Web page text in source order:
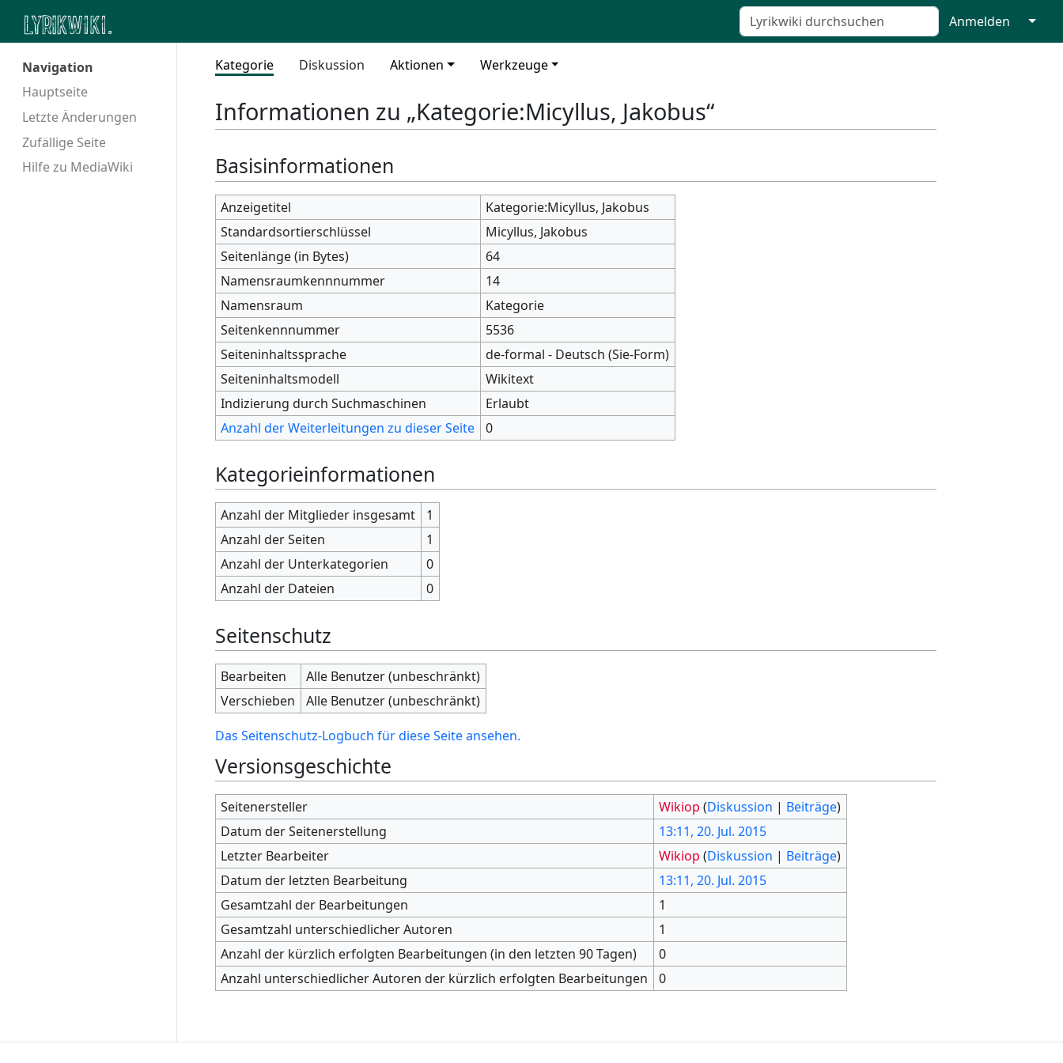
Anmelden ↓
Navigation
Hauptseite
Letzte Änderungen
Zufällige Seite
Hilfe zu MediaWiki
Kategorie Diskussion Aktionen Werkzeuge
Informationen zu „Kategorie:Micyllus, Jakobus“
Basisinformationen
Anzeigetitel
Kategorie:Micyllus, Jakobus
Standardsortierschlüssel
Micyllus, Jakobus
Seitenlänge (in Bytes)
64
Namensraumkennnummer
14
Namensraum
Kategorie
Seitenkennnummer
5536
Seiteninhaltssprache
de-formal - Deutsch (Sie-Form)
Seiteninhaltsmodell
Wikitext
Indizierung durch Suchmaschinen
Erlaubt
Anzahl der Weiterleitungen zu dieser Seite
0
Kategorieinformationen
Anzahl der Mitglieder insgesamt
1
Anzahl der Seiten
1
Anzahl der Unterkategorien
0
Anzahl der Dateien
0
Seitenschutz
Bearbeiten
Alle Benutzer (unbeschränkt)
Verschieben
Alle Benutzer (unbeschränkt)
Das Seitenschutz-Logbuch für diese Seite ansehen.
Versionsgeschichte
Seitenersteller Wikiop (Diskussion | Beiträge)
Datum der Seitenerstellung
13:11, 20. Jul. 2015
Letzter Bearbeiter
Wikiop (Diskussion | Beiträge)
Datum der letzten Bearbeitung
13:11, 20. Jul. 2015
Gesamtzahl der Bearbeitungen
1
Gesamtzahl unterschiedlicher Autoren
1
Anzahl der kürzlich erfolgten Bearbeitungen (in den letzten 90 Tagen)
0
Anzahl unterschiedlicher Autoren der kürzlich erfolgten Bearbeitungen
0